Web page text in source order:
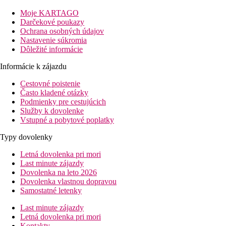
Príjemnú atmosféru hotela dopĺňa milý a ochotný personál.
Ideálne miesto pre nezabudnuteľnú rodinnú dovolenku. Hotel
prešiel rekonštrukciou.
Vzdialenosť
letisko: 25 km
nákupných možností: 8200 m
Informácie o hoteli
lobby s recepciou
Wi-Fi zadarmo
mexická, ázijská, brazílska a dominikánska)
4 bary)
3 bazény
diskotéka
obchody
detský klub
detské ihrisko
Moje KARTAGO
Darčekové poukazy
Ochrana osobných údajov
Nastavenie súkromia
Dôležité informácie
Informácie k zájazdu
Cestovné poistenie
Často kladené otázky
Podmienky pre cestujúcich
Služby k dovolenke
Vstupné a pobytové poplatky
Typy dovolenky
Letná dovolenka pri mori
Last minute zájazdy
Dovolenka na leto 2026
Dovolenka vlastnou dopravou
Samostatné letenky
Last minute zájazdy
Letná dovolenka pri mori